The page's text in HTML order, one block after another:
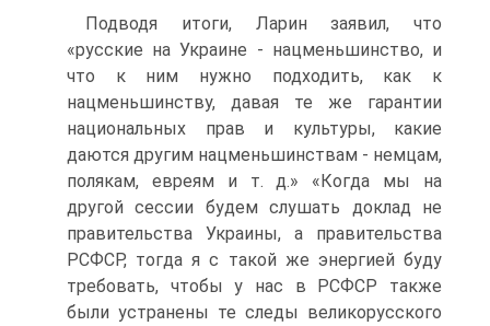
Подводя итоги, Ларин заявил, что
«русские на Украине - нацменьшинство, и
что к ним нужно подходить, как к
нацменьшинству, давая те же гарантии
национальных прав и культуры, какие
даются другим нацменьшинствам - немцам,
полякам, евреям и т. д.» «Когда мы на
другой сессии будем слушать доклад не
правительства Украины, а правительства
РСФСР, тогда я с такой же энергией буду
требовать, чтобы у нас в РСФСР также
были устранены те следы великорусского